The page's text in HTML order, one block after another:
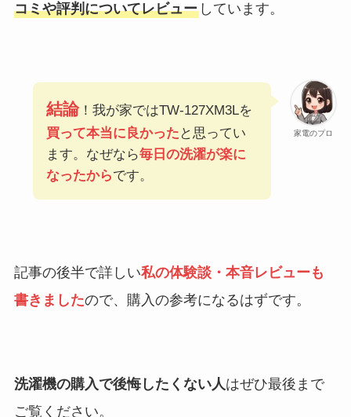
コミや評判についてレビューしています。
家電のプロ
結論！我が家ではTW-127XM3Lを
買って本当に良かった と思ってい
ます。なぜなら毎日の洗濯が楽に
なったからです。
記事の後半で詳しい私の体験談・本音レビューも
書きましたので、購入の参考になるはずです。
洗濯機の購入で後悔したくない人 はぜひ最後まで
ご覧ください。